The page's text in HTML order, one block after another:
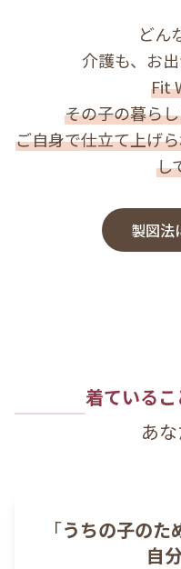
どん
介護も、お
Fit
その子の暮ら
ご自身で仕立て上げ
し
製図法
着ている
あな
「うちの子のた
自